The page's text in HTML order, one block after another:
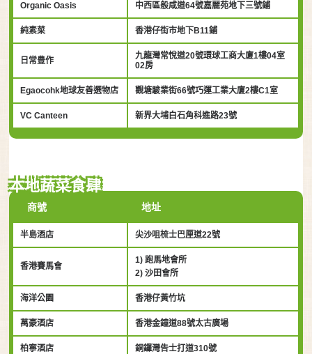
Organic Oasis 中西區般咸道64號嘉麗苑地下三號鋪
純素菜 香港仔街市地下B11鋪
日常豊作
九龍灣常悅道20號環球工商大廈1樓04室
02房
Egaocohk地球友善選物店 觀塘駿業街66號巧運工業大廈2樓C1室
VC Canteen 新界大埔白石角科進路23號
本地蔬菜食肆
商號 地址
半島酒店 尖沙咀梳士巴厘道22號
香港賽馬會
1) 跑馬地會所
2) 沙田會所
海洋公園 香港仔黃竹坑
萬豪酒店 香港金鐘道88號太古廣場
柏寧酒店 銅鑼灣告士打道310號